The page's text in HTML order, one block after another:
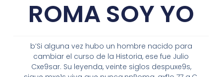
ROMA SOY YO
b’Si alguna vez hubo un hombre nacido para
cambiar el curso de la Historia, ese fue Julio
Cxe9sar. Su leyenda, veinte siglos despuxe9s,